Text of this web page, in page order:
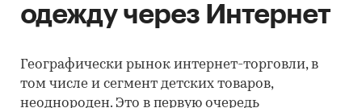
одежду через Интернет
Географически рынок интернет-торговли, в
том числе и сегмент детских товаров,
неоднороден. Это в первую очередь